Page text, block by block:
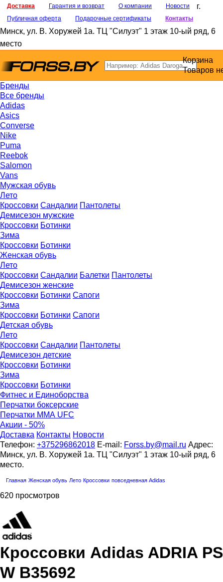
Доставка Гарантия и возврат О компании
Новости
Публичная оферта
Подарочные сертификаты Контакты
г.
Минск, ул. В. Хоружей 1а. ТЦ "Силуэт" 1 этаж 10-ый ряд, 6
место
Корзина
Товаров
Бренды
Все бренды
Adidas
Asics
Converse
Nike
Puma
Reebok
Salomon
Vans
Мужская обувь
Лето
Кроссовки Сандалии Пантолеты
Демисезон мужские
Кроссовки Ботинки
Зима
Кроссовки Ботинки
Женская обувь
Лето
Кроссовки Сандалии Балетки Пантолеты
Демисезон женские
Кроссовки Бoтинки Сапоги
Зима
Кроссовки Ботинки Сапоги
Детская обувь
Летo
Кроссовки Сандалии Пантолеты
Демисезон детские
Кроссовки Ботинки
Зима
Кроссовки Ботинки
Фитнес и Единоборства
Перчатки боксерские
Перчатки ММА UFC
Акции - 50%
Доставка Контакты Новости
Телефон: +375296862018 E-mail: Forss.by@mail.ru Адрес:
Минск, ул. В. Хоружей 1а. ТЦ "Силуэт" 1 этаж 10-ый ряд, 6
место.
Главная Женская обувь Лето Кроссовки повседневная Adidas
620 просмотров
Кроссовки Adidas ADRIA PS
W B35692